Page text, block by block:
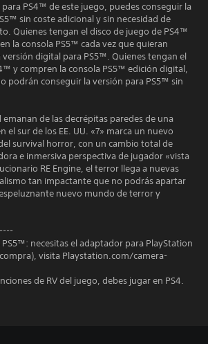
para PS4™ de este juego, puedes conseguir la
sin coste adicional y sin necesidad de
Quienes tengan el disco de juego de PS4™
la consola PS5™ cada vez que quieran
versión digital para PS5™. Quienes tengan el
y compren la consola PS5™ edición digital,
podrán conseguir la versión para PS5™ sin
emanan de las decrépitas paredes de una
el sur de los EE. UU. «7» marca un nuevo
survival horror, con un cambio total de
e inmersiva perspectiva de jugador «vista
RE Engine, el terror llega a nuevas
tan impactante que no podrás apartar
nuevo mundo de terror y
necesitas el adaptador para PlayStation
visita Playstation.com/camera-
de RV del juego, debes jugar en PS4.